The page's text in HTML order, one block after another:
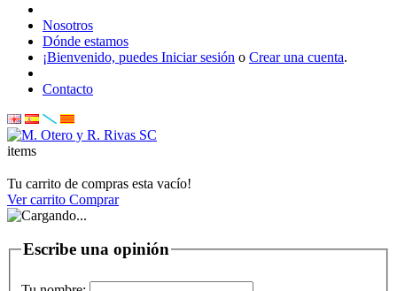
Nosotros
Dónde estamos
¡Bienvenido, puedes Iniciar sesión o Crear una cuenta.
Contacto
items
Tu carrito de compras esta vacío!
Ver carrito Comprar
Escribe una opinión